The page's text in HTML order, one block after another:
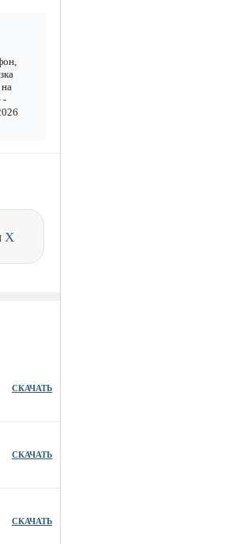
-
X
СКАЧАТЬ
СКАЧАТЬ
СКАЧАТЬ